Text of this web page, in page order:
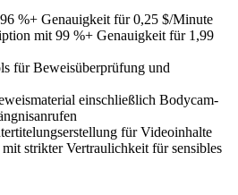
%+ Genauigkeit für 0,25 $/Minute
mit 99 %+ Genauigkeit für 1,99
für Beweisüberprüfung und
einschließlich Bodycam-
für Videoinhalte
strikter Vertraulichkeit für sensibles